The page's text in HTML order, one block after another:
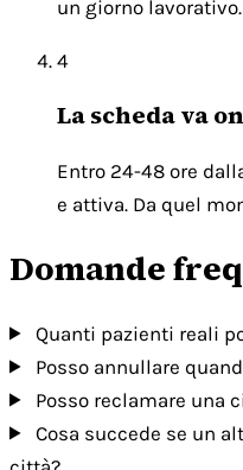
un giorno lavorativo.
4
La scheda va
Entro 24-48 ore
e attiva. Da quel
Domande
Quanti pazienti reali
Posso annullare
Posso reclamare una
Cosa succede se un